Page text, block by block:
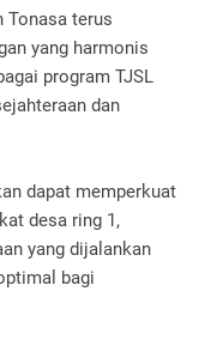
Tonasa terus
yang harmonis
program TJSL
dan
dapat memperkuat
desa ring 1,
yang dijalankan
bagi